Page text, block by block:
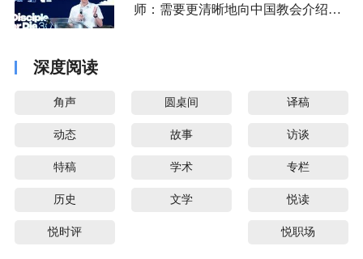
师：需要更清晰地向中国教会介绍福
深度阅读
角声 圆桌间 译稿
动态 故事 访谈
特稿 学术 专栏
历史 文学 悦读
悦时评 悦职场